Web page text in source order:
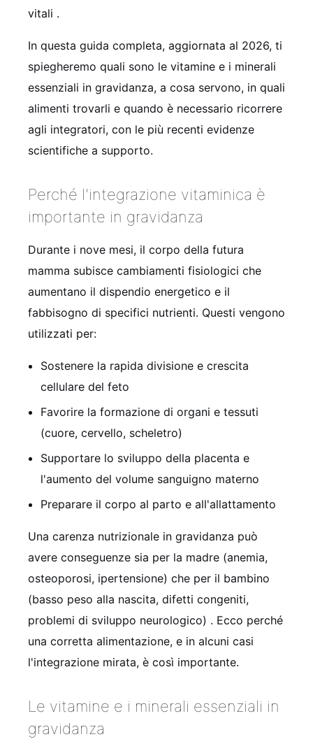
vitali .
In questa guida completa, aggiornata al 2026, ti
spiegheremo quali sono le vitamine e i minerali
essenziali in gravidanza, a cosa servono, in quali
alimenti trovarli e quando è necessario ricorrere
agli integratori, con le più recenti evidenze
scientifiche a supporto.
Perché l'integrazione vitaminica è
importante in gravidanza
Durante i nove mesi, il corpo della futura
mamma subisce cambiamenti fisiologici che
aumentano il dispendio energetico e il
fabbisogno di specifici nutrienti. Questi vengono
utilizzati per:
Sostenere la rapida divisione e crescita
cellulare del feto
Favorire la formazione di organi e tessuti
(cuore, cervello, scheletro)
Supportare lo sviluppo della placenta e
l'aumento del volume sanguigno materno
Preparare il corpo al parto e all'allattamento
Una carenza nutrizionale in gravidanza può
avere conseguenze sia per la madre (anemia,
osteoporosi, ipertensione) che per il bambino
(basso peso alla nascita, difetti congeniti,
problemi di sviluppo neurologico) . Ecco perché
una corretta alimentazione, e in alcuni casi
l'integrazione mirata, è così importante.
Le vitamine e i minerali essenziali in
gravidanza